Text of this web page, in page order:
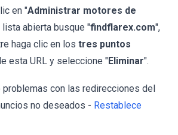
en "Administrar motores de
lista abierta busque "findflarex.com",
haga clic en los tres puntos
esta URL y seleccione "Eliminar".
con las redirecciones del
no deseados - Restablece